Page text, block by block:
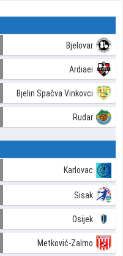
Bjelovar
Ardiaei
Bjelin Spačva Vinkovci
Rudar
Karlovac
Sisak
Osijek
Metković-Zalmo